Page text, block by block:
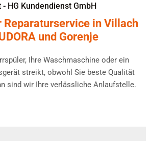
- HG Kundendienst GmbH
in Villach
und Gorenje
Ihre Waschmaschine oder ein
streikt, obwohl Sie beste Qualität
sind wir Ihre verlässliche Anlaufstelle.